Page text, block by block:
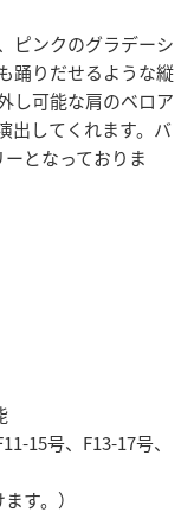
ピンクのグラデーシ
踊りだせるような縦
し可能な肩のベロア
出してくれます。バ
となっておりま
15号、F13-17号、
す。）